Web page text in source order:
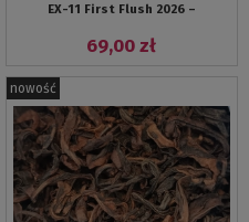
EX-11 First Flush 2026 –
69,00 zł
nowość